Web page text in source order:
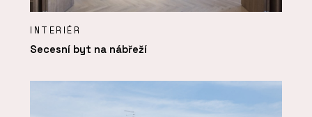
INTERIÉR
Secesní byt na nábřeží